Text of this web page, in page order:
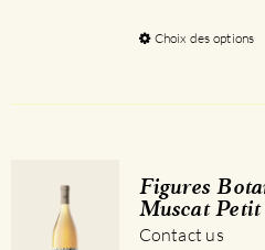
Choix des options
Figures
Muscat
Contact us